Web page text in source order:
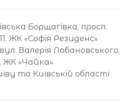
Борщагівка, просп.
ЖК «Софія Резиденс»
Валерія Лобановського,
ЖК «Чайка»
та Київській області